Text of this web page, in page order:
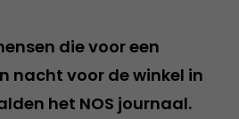
die voor een
nacht voor de winkel in
het NOS journaal.